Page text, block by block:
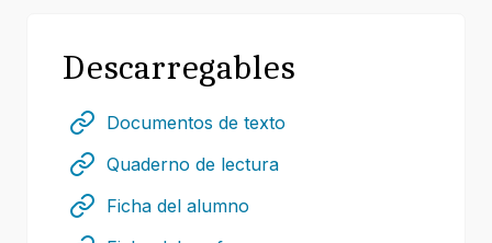
Descarregables
Documentos de texto
Quaderno de lectura
Ficha del alumno